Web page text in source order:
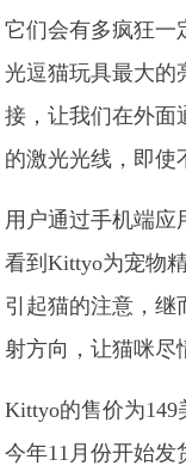
它们会有多疯狂一
光逗猫玩具最大的
接，让我们在外面
的激光光线，即使
用户通过手机端应
看到Kittyo为宠物
引起猫的注意，继
射方向，让猫咪尽
Kittyo的售价为149
今年11月份开始发